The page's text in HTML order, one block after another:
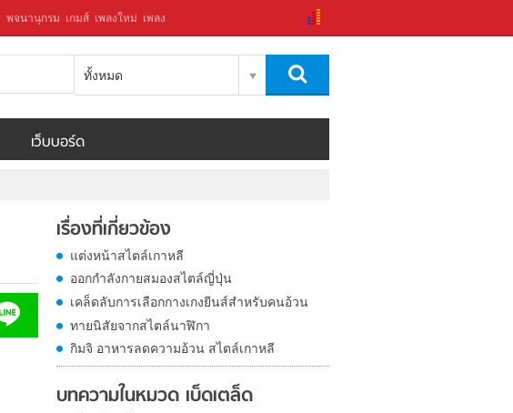
พจนานุกรม เกมส์ เพลงใหม่ เพลง
ทั้งหมด
เว็บบอร์ด
เรื่องที่เกี่ยวข้อง
แต่งหน้าสไตล์เกาหลี
ออกกำลังกายสมองสไตล์ญี่ปุ่น
เคล็ดลับการเลือกกางเกงยีนส์สำหรับคนอ้วน
ทายนิสัยจากสไตล์นาฬิกา
กิมจิ อาหารลดความอ้วน สไตล์เกาหลี
บทความในหมวด เบ็ดเตล็ด